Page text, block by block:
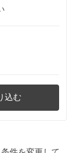
込む